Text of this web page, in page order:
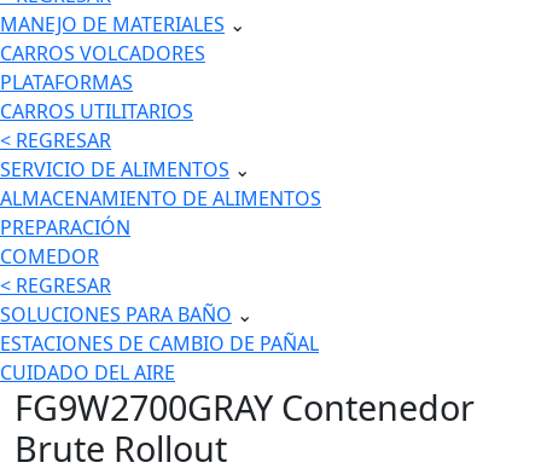
MANEJO DE MATERIALES ⌄
CARROS VOLCADORES
PLATAFORMAS
CARROS UTILITARIOS
< REGRESAR
SERVICIO DE ALIMENTOS ⌄
ALMACENAMIENTO DE ALIMENTOS
PREPARACIÓN
COMEDOR
< REGRESAR
SOLUCIONES PARA BAÑO ⌄
ESTACIONES DE CAMBIO DE PAÑAL
CUIDADO DEL AIRE
FG9W2700GRAY Contenedor
Brute Rollout